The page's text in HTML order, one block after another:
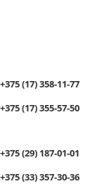
+375 (17) 358-11-77
+375 (17) 355-57-50
+375 (29) 187-01-01
+375 (33) 357-30-36